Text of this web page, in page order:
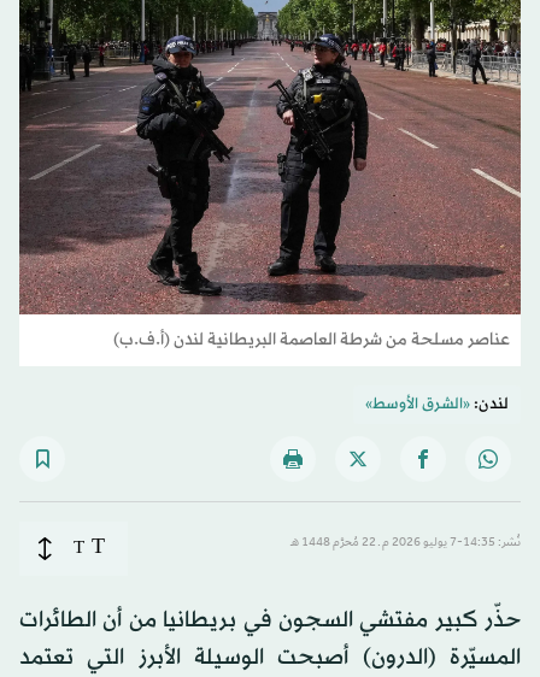
عناصر مسلحة من شرطة العاصمة البريطانية لندن (أ.ف.ب)
لندن:«الشرق الأوسط»
نُشر: 14:35-7 يوليو 2026 م ـ 22 مُحرَّم 1448 هـ T
T
حذّر كبير مفتشي السجون في بريطانيا من أن الطائرات
المسيّرة (الدرون) أصبحت الوسيلة الأبرز التي تعتمد